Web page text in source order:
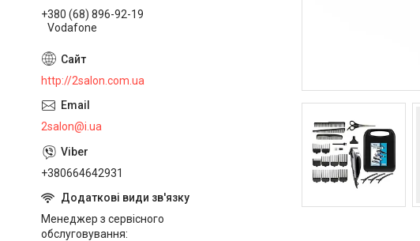
+380 (68) 896-92-19
Vodafone
http://2salon.com.ua
2salon@i.ua
+380664642931
Менеджер з сервісного
обслуговування